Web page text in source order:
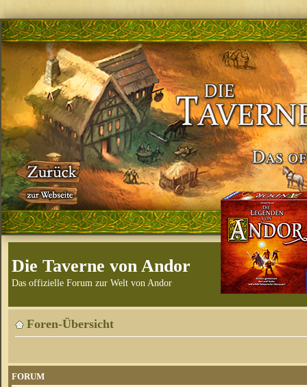
Die Taverne von Andor
Das offizielle Forum zur Welt von Andor
Foren-Übersicht
FORUM